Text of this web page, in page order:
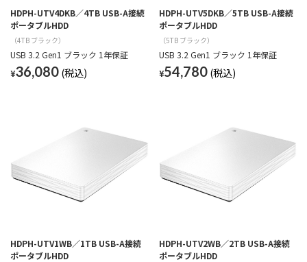
HDPH-UTV4DKB／4TB USB-A接続
ポータブルHDD
（4TB ブラック）
USB 3.2 Gen1 ブラック 1年保証
¥36,080
HDPH-UTV5DKB／5TB USB-A接続
ポータブルHDD
（5TB ブラック）
USB 3.2 Gen1 ブラック 1年保証
¥54,780
HDPH-UTV1WB／1TB USB-A接続
ポータブルHDD
HDPH-UTV2WB／2TB USB-A接続
ポータブルHDD